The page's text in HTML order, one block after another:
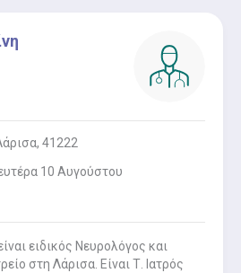
41222
10 Αυγούστου
ειδικός Νευρολόγος και
στη Λάρισα. Είναι Τ. Ιατρός